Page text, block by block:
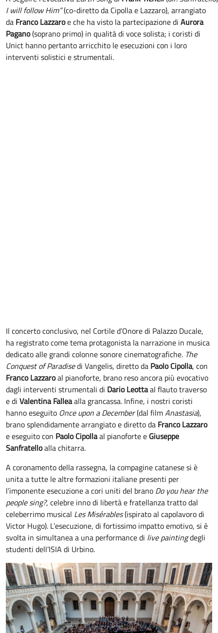
I will follow Him”(co-diretto da Cipolla e Lazzaro), arrangiato
da Franco Lazzaroe che ha visto la partecipazione di Aurora
Pagano(soprano primo) in qualità di voce solista; i coristi di
Unict hanno pertanto arricchito le esecuzioni con i loro
interventi solistici e strumentali.
Il concerto conclusivo, nel Cortile d’Onore di Palazzo Ducale,
ha registrato come tema protagonista la narrazione in musica
dedicato alle grandi colonne sonore cinematografiche. The
Conquest of Paradisedi Vangelis, diretto da Paolo Cipolla, con
Franco Lazzaroal pianoforte, brano reso ancora più evocativo
dagli interventi strumentali di Dario Leottaal flauto traverso
e di Valentina Falleaalla grancassa. Infine, i nostri coristi
hanno eseguito Once upon a December(dal filmAnastasia),
brano splendidamente arrangiato e diretto da Franco Lazzaro
e eseguito con Paolo Cipollaal pianoforte e Giuseppe
Sanfratelloalla chitarra.
A coronamento della rassegna, la compagine catanese si è
unita a tutte le altre formazioni italiane presenti per
l’imponente esecuzione a cori uniti del brano Do you hear the
people sing?, celebre inno di libertà e fratellanza tratto dal
celeberrimo musical Les Misérables(ispirato al capolavoro di
Victor Hugo). L’esecuzione, di fortissimo impatto emotivo, si è
svolta in simultanea a una performance di live paintingdegli
studenti dell’ISIA di Urbino.